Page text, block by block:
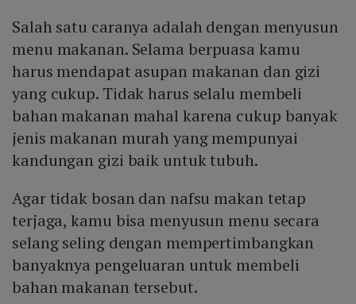
Salah satu caranya adalah dengan menyusun
menu makanan. Selama berpuasa kamu
harus mendapat asupan makanan dan gizi
yang cukup. Tidak harus selalu membeli
bahan makanan mahal karena cukup banyak
jenis makanan murah yang mempunyai
kandungan gizi baik untuk tubuh.
Agar tidak bosan dan nafsu makan tetap
terjaga, kamu bisa menyusun menu secara
selang seling dengan mempertimbangkan
banyaknya pengeluaran untuk membeli
bahan makanan tersebut.